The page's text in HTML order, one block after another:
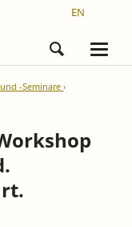
EN
-Seminare